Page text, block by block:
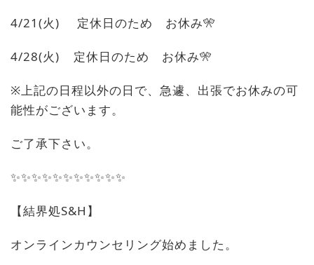
4/21(火) 定休日のため お休み🎌
4/28(火) 定休日のため お休み🎌
※ 上記の日程以外の日で、急遽、出張でお休みの可
能性がございます。
ご了承下さい。
✨✨✨✨✨✨✨✨✨✨✨
【結界処S&H 】
オンラインカウンセリング始めました。